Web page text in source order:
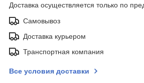
Доставка осуществляется только по
Самовывоз
Доставка курьером
Транспортная компания
Все условия доставки